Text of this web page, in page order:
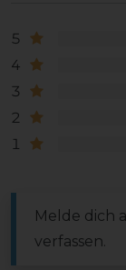
5
4
3
2
1
Melde dich
verfassen.